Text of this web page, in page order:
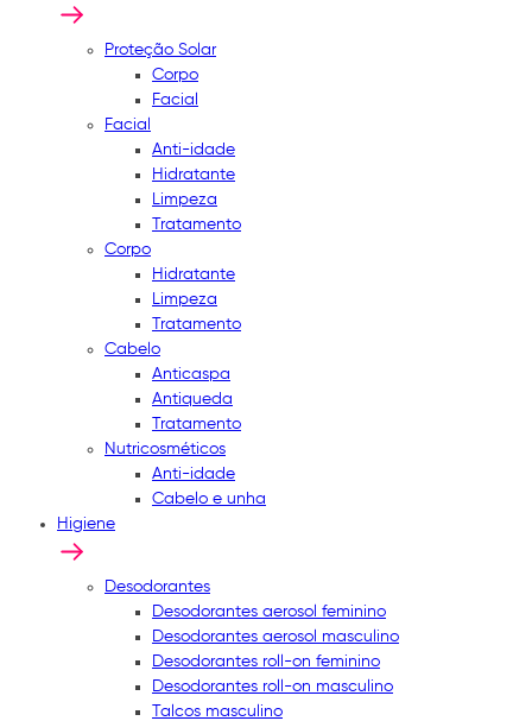
Proteção Solar
Corpo
Facial
Facial
Anti-idade
Hidratante
Limpeza
Tratamento
Corpo
Hidratante
Limpeza
Tratamento
Cabelo
Anticaspa
Antiqueda
Tratamento
Nutricosméticos
Anti-idade
Cabelo e unha
Higiene
Desodorantes
Desodorantes aerosol feminino
Desodorantes aerosol masculino
Desodorantes roll-on feminino
Desodorantes roll-on masculino
Talcos masculino